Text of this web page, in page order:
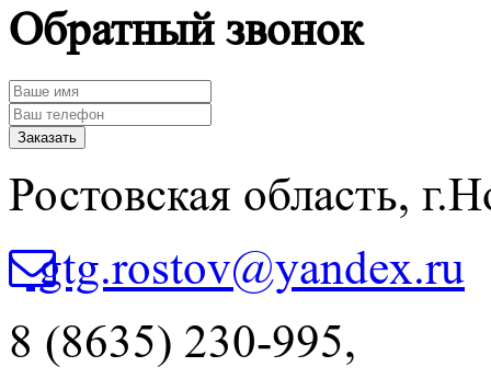
Обратный звонок
Ростовская область,
gtg.rostov@yandex.ru
8 (8635) 230-995,